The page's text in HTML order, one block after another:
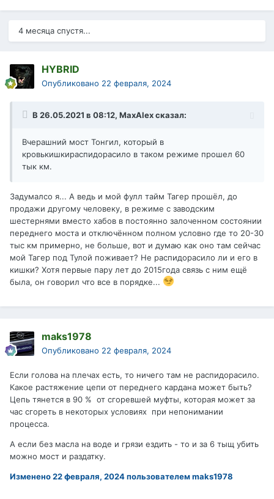
4 месяца спустя...
HYBRID
Опубликовано 22 февраля, 2024
В 26.05.2021 в 08:12, MaxAlexсказал:
Вчерашний мост Тонгил, который в
кровькишкираспидорасило в таком режиме прошел 60
тык км.
Задумалсо я... А ведь и мой фулл тайм Тагер прошёл, до
продажи другому человеку, в режиме с заводским
шестернями вместо хабов в постоянно залоченном состоянии
переднего моста и отключённом полном условно где то 20-30
тыс км примерно, не больше, вот и думаю как оно там сейчас
мой Тагер под Тулой поживает? Не распидорасило ли и его в
кишки? Хотя первые пару лет до 2015года связь с ним ещё
была, он говорил что все в порядке...
maks1978
Опубликовано 22 февраля, 2024
Если голова на плечах есть, то ничего там не распидорасило.
Какое растяжение цепи от переднего кардана может быть?
Цепь тянется в 90 % от сгоревшей муфты, которая может за
час сгореть в некоторых условиях при непонимании
процесса.
А если без масла на воде и грязи ездить - то и за 6 тыщ убить
можно мост и раздатку.
Изменено22 февраля, 2024пользователем maks1978